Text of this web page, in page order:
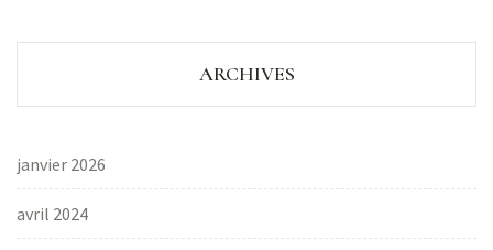
ARCHIVES
janvier 2026
avril 2024